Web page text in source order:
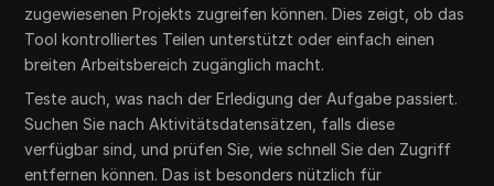
zugewiesenen Projekts zugreifen können. Dies zeigt, ob das
Tool kontrolliertes Teilen unterstützt oder einfach einen
breiten Arbeitsbereich zugänglich macht.
Teste auch, was nach der Erledigung der Aufgabe passiert.
Suchen Sie nach Aktivitätsdatensätzen, falls diese
verfügbar sind, und prüfen Sie, wie schnell Sie den Zugriff
entfernen können. Das ist besonders nützlich für